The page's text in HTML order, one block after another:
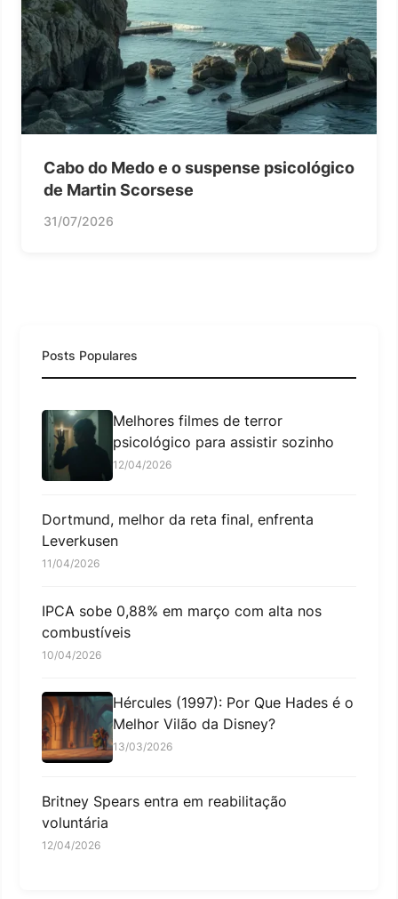
Cabo do Medo e o suspense psicológico
de Martin Scorsese
31/07/2026
Posts Populares
Melhores filmes de terror
psicológico para assistir sozinho
12/04/2026
Dortmund, melhor da reta final, enfrenta
Leverkusen
11/04/2026
IPCA sobe 0,88% em março com alta nos
combustíveis
10/04/2026
Hércules (1997): Por Que Hades é o
Melhor Vilão da Disney?
13/03/2026
Britney Spears entra em reabilitação
voluntária
12/04/2026